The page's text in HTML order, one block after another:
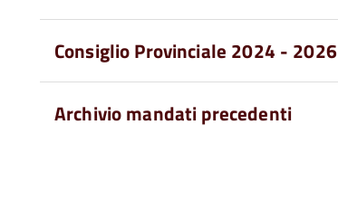
Consiglio Provinciale 2024 - 2026
Archivio mandati precedenti